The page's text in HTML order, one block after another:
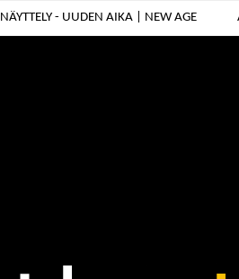
NÄYTTELY - UUDEN AIKA | NEW AGE